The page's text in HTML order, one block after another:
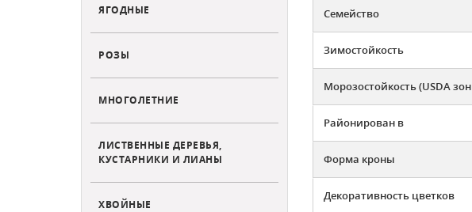
ЯГОДНЫЕ
РОЗЫ
МНОГОЛЕТНИЕ
ЛИСТВЕННЫЕ ДЕРЕВЬЯ,
КУСТАРНИКИ И ЛИАНЫ
ХВОЙНЫЕ
Семейство
Зимостойкость
Морозостойкость (USDA
Районирован в
Форма кроны
Декоративность цветков